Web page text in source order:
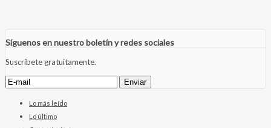
Síguenos en nuestro boletín y redes sociales
Suscríbete gratuitamente.
Lo más leído
Lo último